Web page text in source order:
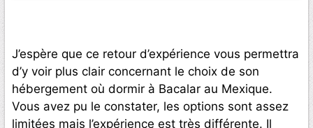
J’espère que ce retour d’expérience vous permettra
d’y voir plus clair concernant le choix de son
hébergement où dormir à Bacalar au Mexique.
Vous avez pu le constater, les options sont assez
limitées mais l’expérience est très différente. Il